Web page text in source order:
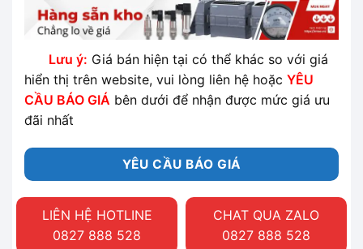
Lưu ý: Giá bán hiện tại có thể khác so với giá
hiển thị trên website, vui lòng liên hệ hoặc YÊU
CẦU BÁO GIÁ bên dưới để nhận được mức giá ưu
đãi nhất
YÊU CẦU BÁO GIÁ
LIÊN HỆ HOTLINE
0827 888 528
CHAT QUA ZALO
0827 888 528